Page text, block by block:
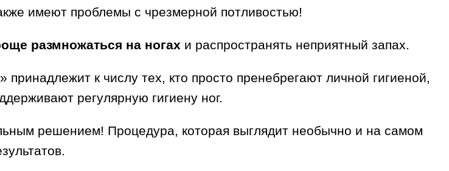
имеют проблемы с чрезмерной потливостью!
размножаться на ногах и распространять неприятный запах.
к числу тех, кто просто пренебрегают личной гигиеной,
регулярную гигиену ног.
решением! Процедура, которая выглядит необычно и на самом